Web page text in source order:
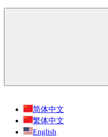
简体中文
繁体中文
English